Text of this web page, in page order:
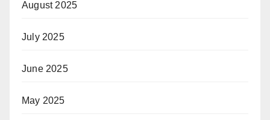
August 2025
July 2025
June 2025
May 2025